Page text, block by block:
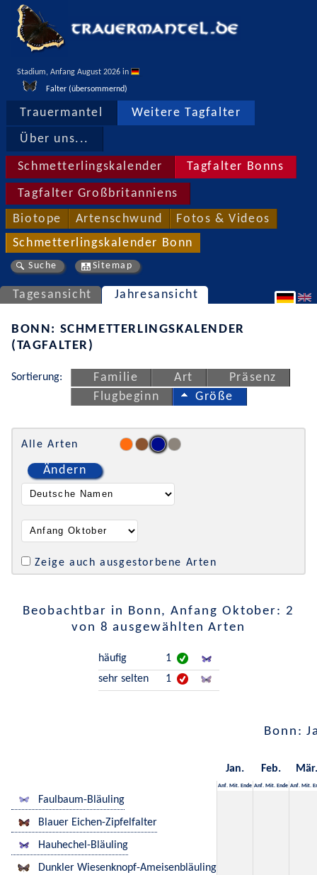
Stadium, Anfang August 2026 in
Falter (übersommernd)
Trauermantel Weitere Tagfalter
Über uns...
Schmetterlingskalender Tagfalter Bonns
Tagfalter Großbritanniens
Biotope Artenschwund Fotos & Videos
Schmetterlingskalender Bonn
Suche Sitemap
Tagesansicht Jahresansicht
BONN: SCHMETTERLINGSKALENDER
(TAGFALTER)
Sortierung: Familie Art
Präsenz
Flugbeginn
Größe
Alle Arten
Ändern
Zeige auch ausgestorbene Arten
Beobachtbar in Bonn, Anfang Oktober: 2
von 8 ausgewählten Arten
häufig
1
sehr selten
1
Bonn:
Jan. Feb. Mär.
Anf. Mit. Ende Anf. Mit. Ende Anf. Mit.
Faulbaum-Bläuling
Blauer Eichen-Zipfelfalter
Hauhechel-Bläuling
Dunkler Wiesenknopf-Ameisenbläuling